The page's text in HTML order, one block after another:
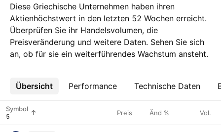
Diese Griechische Unternehmen haben ihren
Aktienhöchstwert in den letzten 52 Wochen erreicht.
Überprüfen Sie ihr Handelsvolumen, die
Preisveränderung und weitere Daten. Sehen Sie sich
an, ob für sie ein weiterführendes Wachstum ansteht.
Übersicht Performance Technische Daten
Mehr
Symbol Preis Änd % Vol.